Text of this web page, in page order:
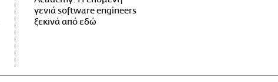
γενιά software engineers
ξεκινά από εδώ